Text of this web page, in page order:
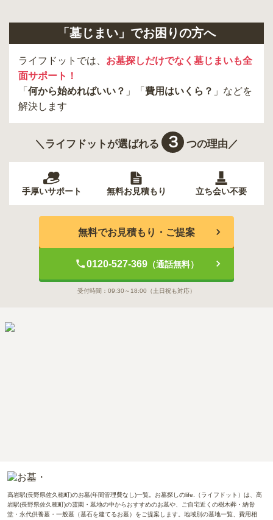
「墓じまい」でお困りの方へ
ライフドットでは、 お墓探しだけでなく墓じまいも全
面サポート！
「 何から始めればいい？ 」「 費用はいくら？ 」などを
解決します
＼ライフドットが選ばれる ３ つの理由／
手厚いサポート 無料お見積もり 立ち会い不要
無料でお見積もり・ご提案
0120-527-369（通話無料）
受付時間： 09:30～18:00 （土日祝も対応）
高岩駅(長野県佐久穂町)のお墓(年間管理費なし)一覧。お墓探しのlife.（ライフドット）は、高
岩駅(長野県佐久穂町)の霊園・墓地の中からおすすめのお墓や、ご自宅近くの樹木葬・納骨
堂・永代供養墓・一般墓（墓石を建てるお墓）をご提案します。地域別の墓地一覧、費用相